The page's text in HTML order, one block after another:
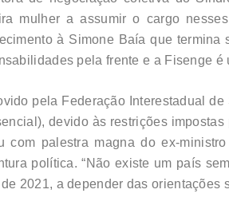
mulher a assumir o cargo
à Simone Baía que termina
pela frente e a Fisenge
pela Federação Interestadual
devido às restrições
com palestra magna do ex-
política. “Não existe um país
2021, a depender das orientações